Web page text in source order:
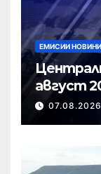
ЕМИСИИ НОВИНИ
август
07.08.2026